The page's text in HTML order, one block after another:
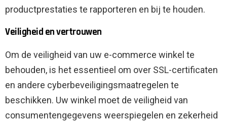
productprestaties te rapporteren en bij te houden.
Veiligheid en vertrouwen
Om de veiligheid van uw e-commerce winkel te
behouden, is het essentieel om over SSL-certificaten
en andere cyberbeveiligingsmaatregelen te
beschikken. Uw winkel moet de veiligheid van
consumentengegevens weerspiegelen en zekerheid